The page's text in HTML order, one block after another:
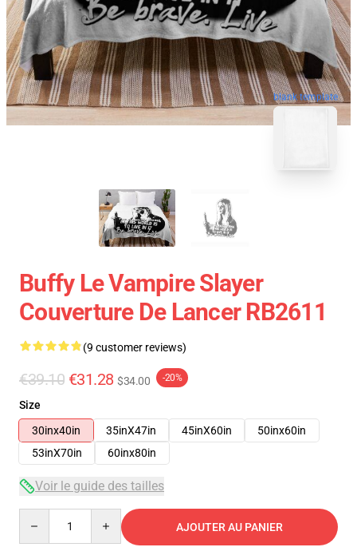
blank template
Buffy Le Vampire Slayer
Couverture De Lancer RB2611
(9 customer reviews)
€39.10 €31.28 $34.00 -20%
Size
30inx40in
35inX47in 45inX60in
50inx60in
53inX70in
60inx80in
Voir le guide des tailles
AJOUTER AU PANIER